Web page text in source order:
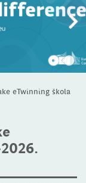
eTwinning škola